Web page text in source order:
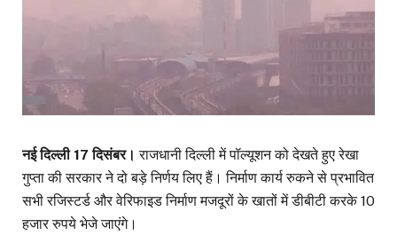
नई दिल्ली 17 दिसंबर। राजधानी दिल्ली में पॉल्यूशन को देखते हुए रेखा
गुप्ता की सरकार ने दो बड़े निर्णय लिए हैं। निर्माण कार्य रुकने से प्रभावित
सभी रजिस्टर्ड और वेरिफाइड निर्माण मजदूरों के खातों में डीबीटी करके 10
हजार रुपये भेजे जाएंगे।